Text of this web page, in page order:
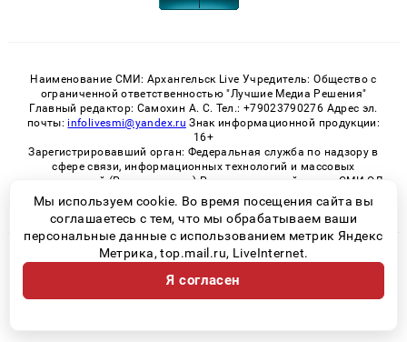
Наименование СМИ: Архангельск Live Учредитель: Общество с
ограниченной ответственностью "Лучшие Медиа Решения"
Главный редактор: Самохин А. С. Тел.: +79023790276 Адрес эл.
почты: infolivesmi@yandex.ru Знак информационной продукции:
16+
Зарегистрировавший орган: Федеральная служба по надзору в
сфере связи, информационных технологий и массовых
коммуникаций (Роскомнадзор) Регистрационный номер СМИ ЭЛ
№ ФС 77 - 82533 от 21.01.2022
© 2026 «Архангельск Live» | Все права защищены
Возрастная категория сайта 16+
Политика конфиденциальности
Мы используем cookie. Во время посещения сайта вы
соглашаетесь с тем, что мы обрабатываем ваши
персональные данные с использованием метрик Яндекс
Метрика, top.mail.ru, LiveInternet.
Я согласен